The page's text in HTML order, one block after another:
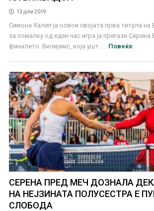
13 јули 2019
Симона Халеп ја освои својата прва титула
за помалку од еден час игра ја прегази Серена
финалето. Вилијамс, која ушт ...
Повеќе
СЕРЕНА ПРЕД МЕЧ ДОЗНАЛА
НА НЕЈЗИНАТА ПОЛУСЕСТРА Е
СЛОБОДА